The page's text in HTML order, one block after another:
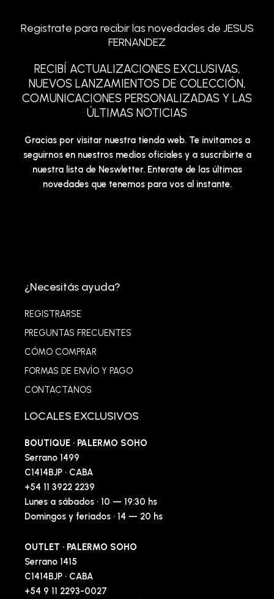
Registrate para recibir las novedades de JESUS
FERNANDEZ
RECIBÍ ACTUALIZACIONES EXCLUSIVAS,
NUEVOS LANZAMIENTOS DE COLECCIÓN,
COMUNICACIONES PERSONALIZADAS Y LAS
ÚLTIMAS NOTICIAS
Gracias por visitar nuestra tienda web. Te invitamos a
seguirnos en nuestros medios oficiales y a suscribirte a
nuestra lista de Neswletter. Enterate de las últimas
novedades que tenemos para vos al instante.
¿Necesitás ayuda?
REGISTRARSE
PREGUNTAS FRECUENTES
CÓMO COMPRAR
FORMAS DE ENVÍO Y PAGO
CONTACTANOS
LOCALES EXCLUSIVOS
BOUTIQUE · PALERMO SOHO
Serrano 1499
C1414BJP · CABA
+54 11 3922 2239
Lunes a sábados · 10 — 19:30 hs
Domingos y feriados · 14 — 20 hs
OUTLET · PALERMO SOHO
Serrano 1415
C1414BJP · CABA
+54 9 11 2293-0027